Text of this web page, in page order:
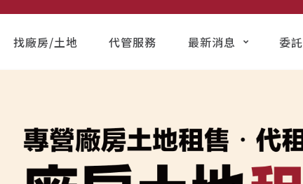
找廠房/土地 代管服務 最新消息 委